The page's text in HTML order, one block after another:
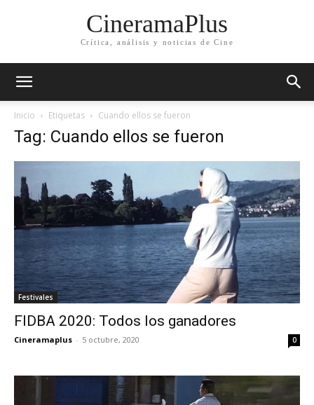
CineramaPlus
Crítica, análisis y noticias de Cine
Inicio Etiquetas Cuando ellos se fueron
Tag: Cuando ellos se fueron
Festivales
FIDBA 2020: Todos los ganadores
Cineramaplus - 5 octubre, 2020 0